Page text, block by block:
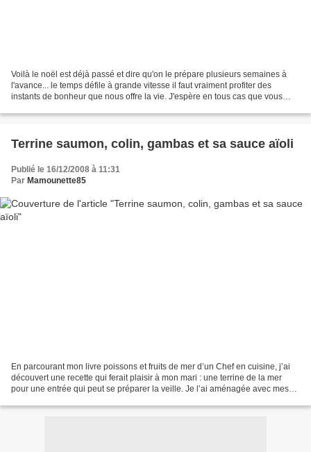
Voilà le noël est déjà passé et dire qu'on le prépare plusieurs semaines à
l'avance... le temps défile à grande vitesse il faut vraiment profiter des
instants de bonheur que nous offre la vie. J'espère en tous cas que vous
Terrine saumon, colin, gambas et sa sauce aïoli
Publié le 16/12/2008 à 11:31
Par Mamounette85
En parcourant mon livre poissons et fruits de mer d’un Chef en cuisine, j’ai
découvert une recette qui ferait plaisir à mon mari : une terrine de la mer
pour une entrée qui peut se préparer la veille. Je l’ai aménagée avec mes